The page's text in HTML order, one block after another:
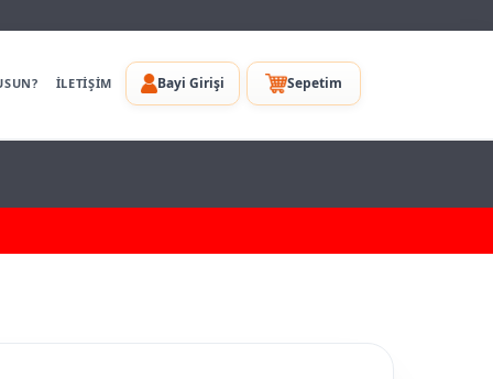
İLETİŞİM Bayi Girişi Sepetim